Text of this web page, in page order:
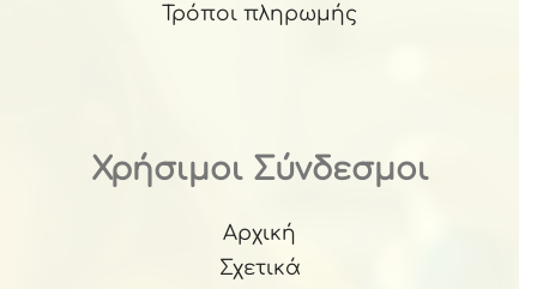
Τρόποι πληρωμής
Χρήσιμοι Σύνδεσμοι
Αρχική
Σχετικά